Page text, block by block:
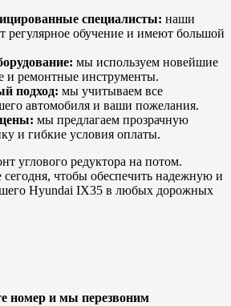
специалисты: наши
регулярное обучение и имеют большой
мы используем новейшие
и ремонтные инструменты.
подход: мы учитываем все
автомобиля и ваши пожелания.
мы предлагаем прозрачную
и гибкие условия оплаты.
углового редуктора на потом.
чтобы обеспечить надежную и
Hyundai IX35 в любых дорожных
номер и мы перезвоним